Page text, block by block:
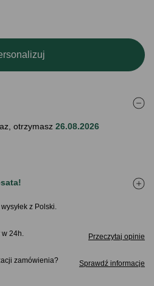
otrzymasz 26.08.2026
z Polski.
24h. Przeczytaj opinie
zamówienia Sprawdź informacje